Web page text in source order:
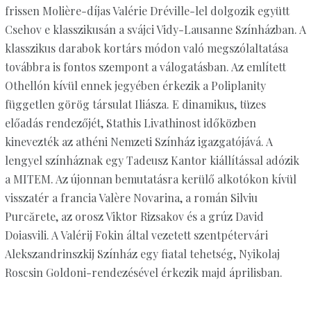
frissen Molière-díjas Valérie Dréville-lel dolgozik együtt
Csehov e klasszikusán a svájci Vidy-Lausanne Színházban. A
klasszikus darabok kortárs módon való megszólaltatása
továbbra is fontos szempont a válogatásban. Az említett
Othellón kívül ennek jegyében érkezik a Poliplanity
független görög társulat Iliásza. E dinamikus, tüzes
előadás rendezőjét, Stathis Livathinost időközben
kinevezték az athéni Nemzeti Színház igazgatójává. A
lengyel színháznak egy Tadeusz Kantor kiállítással adózik
a MITEM. Az újonnan bemutatásra kerülő alkotókon kívül
visszatér a francia Valère Novarina, a román Silviu
Purcărete, az orosz Viktor Rizsakov és a grúz David
Doiasvili. A Valérij Fokin által vezetett szentpétervári
Alekszandrinszkij Színház egy fiatal tehetség, Nyikolaj
Roscsin Goldoni-rendezésével érkezik majd áprilisban.